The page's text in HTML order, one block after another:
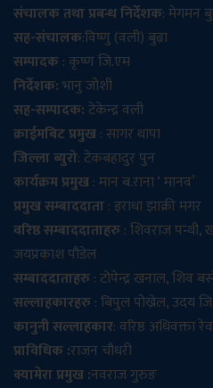
संचालक तथा प्रबन्ध निर्देशक: मेगमन
सह-संचालक:विष्णु (वली) बुढा
सम्पादक: कृष्ण जि.एम
निर्देशक:भानु जोशी
सह-सम्पादक:टेकेन्द्र वली
क्राईमबिट प्रमुख: सागर थापा
जिल्ला ब्युरो: टेकबहादुर पुन
कार्यक्रम प्रमुख: मान ब.राना ‘ मानव’
प्रमुख सम्बाददाता: इराधा झाक्री मगर
वरिष्ठ सम्बाददाताहरु: शिवराज
जयप्रकाश पौडेल
सम्बाददाताहरु: टोपेन्द्र खनाल, शिव
सल्लाहकारहरु: बिपुल पोख्रेल, उदय
कानुनी सल्लाहकार: वरिष्ठ अधिवक्ता
प्राविधिक :राजन चौधरी
क्यामेरा प्रमुख :नवराज गुरुङ